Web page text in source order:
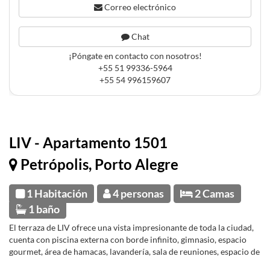
LIV - Apartamento 1501
Petrópolis, Porto Alegre
1 Habitación 4 personas
2 Camas
1 baño
El terraza de LIV ofrece una vista impresionante de toda la ciudad,
cuenta con piscina externa con borde infinito, gimnasio, espacio
gourmet, área de hamacas, lavandería, sala de reuniones, espacio de
Correo electrónico
Chat
¡Póngate en contacto con nosotros!
+55 51 99336-5964
+55 54 996159607